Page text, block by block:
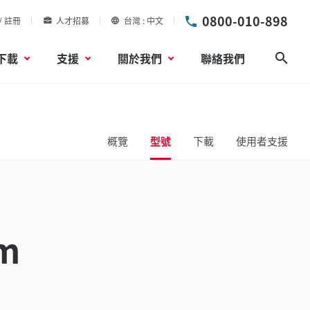
註冊 人才招募 台灣 中文 0800-010-898
載 支援 關於我們 聯絡我們
概覽 型號 下載 使用者支援